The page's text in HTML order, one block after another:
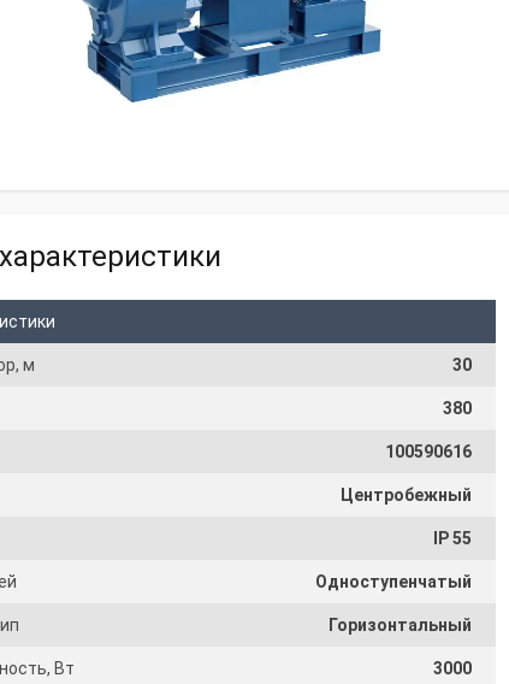
м 30
380
100590616
Центробежный
IP 55
Одноступенчатый
Горизонтальный
Вт 3000